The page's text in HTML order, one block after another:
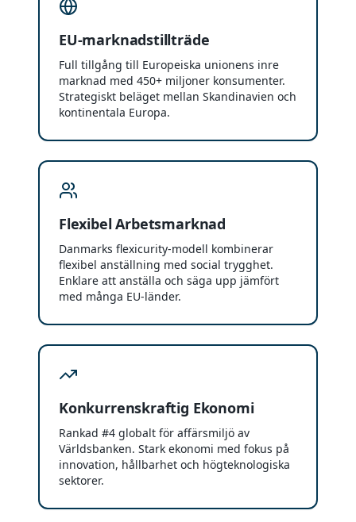
EU-marknadstillträde
Full tillgång till Europeiska unionens inre
marknad med 450+ miljoner konsumenter.
Strategiskt beläget mellan Skandinavien och
kontinentala Europa.
Flexibel Arbetsmarknad
Danmarks flexicurity-modell kombinerar
flexibel anställning med social trygghet.
Enklare att anställa och säga upp jämfört
med många EU-länder.
Konkurrenskraftig Ekonomi
Rankad #4 globalt för affärsmiljö av
Världsbanken. Stark ekonomi med fokus på
innovation, hållbarhet och högteknologiska
sektorer.